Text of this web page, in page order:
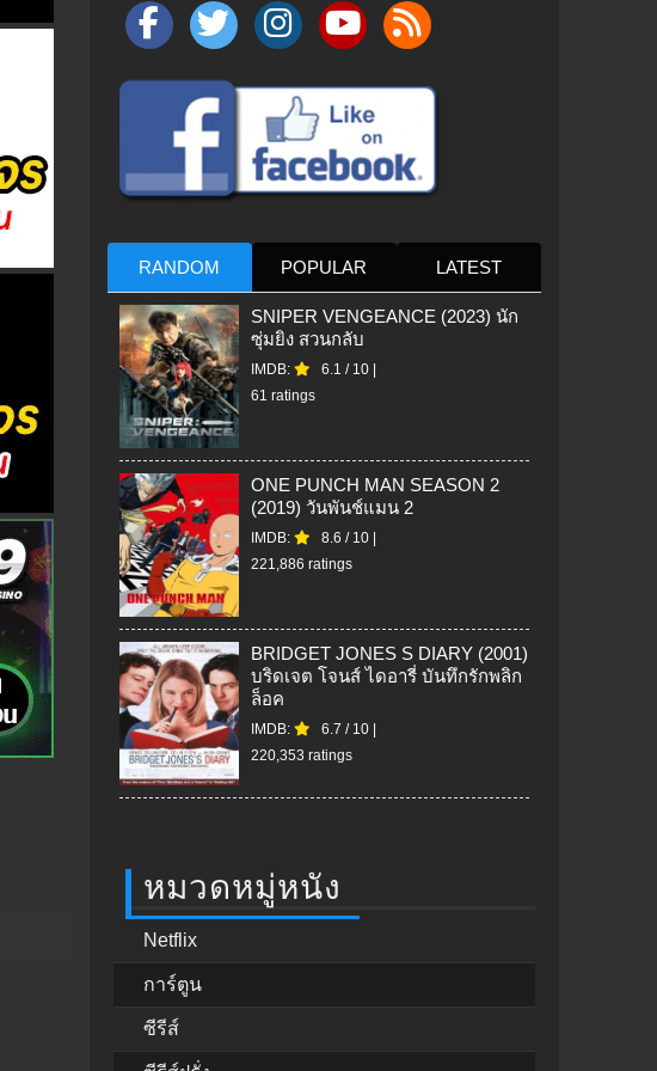
RANDOM POPULAR LATEST
SNIPER VENGEANCE (2023) นัก
ซุ่มยิง สวนกลับ
IMDB: 6.1 / 10
61 ratings
ONE PUNCH MAN SEASON 2
(2019) วันพันช์แมน 2
IMDB: 8.6 / 10
221,886 ratings
BRIDGET JONES S DIARY (2001)
บริดเจต โจนส์ ไดอารี่ บันทึกรักพลิก
ล็อค
IMDB: 6.7 / 10
220,353 ratings
หมวดหมู่หนัง
Netflix
การ์ตูน
ซีรีส์